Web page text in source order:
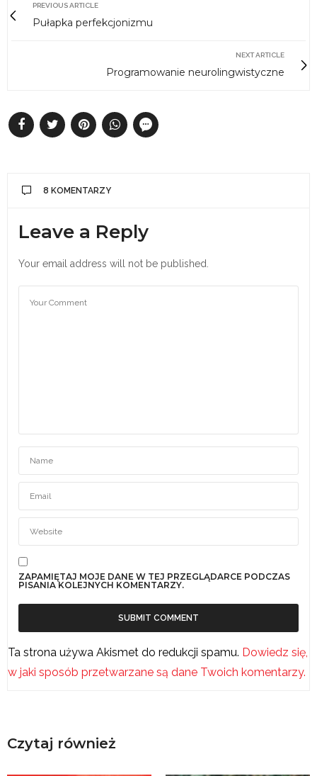
PREVIOUS ARTICLE
Pułapka perfekcjonizmu
NEXT ARTICLE
Programowanie neurolingwistyczne
8 KOMENTARZY
Leave a Reply
Your email address will not be published.
ZAPAMIĘTAJ MOJE DANE W TEJ PRZEGLĄDARCE PODCZAS
PISANIA KOLEJNYCH KOMENTARZY.
Ta strona używa Akismet do redukcji spamu. Dowiedz się,
w jaki sposób przetwarzane są dane Twoich komentarzy.
Czytaj również